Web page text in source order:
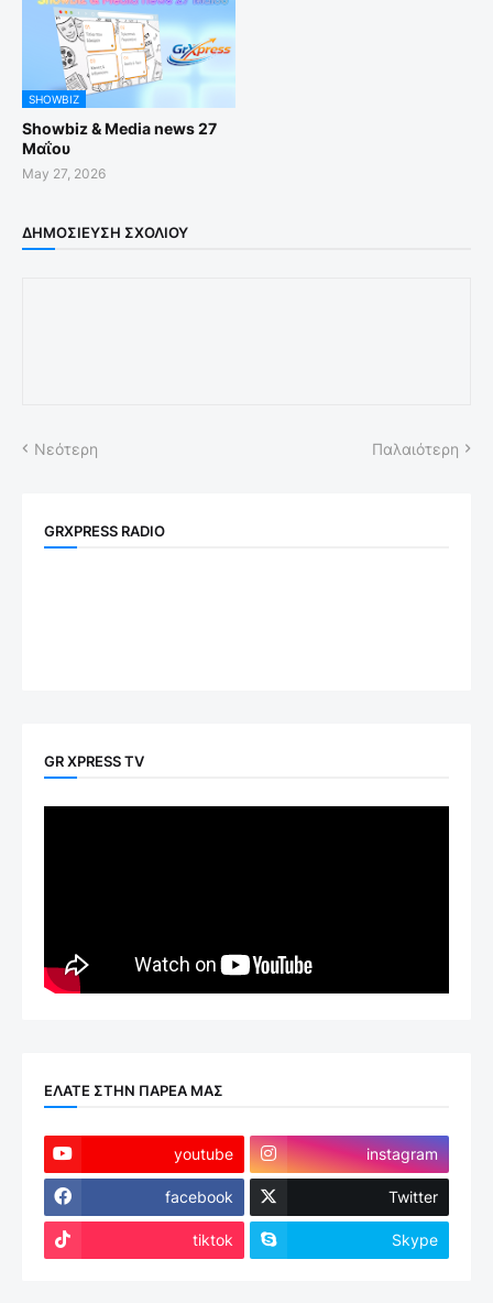
SHOWBIZ
Showbiz & Media news 27
Μαΐου
May 27, 2026
ΔΗΜΟΣΊΕΥΣΗ ΣΧΟΛΊΟΥ
Νεότερη Παλαιότερη
GRXPRESS RADIO
GR XPRESS TV
ΕΛΑΤΕ ΣΤΗΝ ΠΑΡΕΑ ΜΑΣ
youtube instagram
facebook Twitter
tiktok Skype